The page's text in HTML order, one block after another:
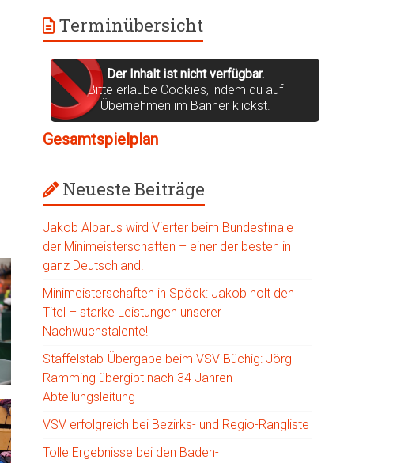
Terminübersicht
Der Inhalt ist nicht verfügbar.
Bitte erlaube Cookies, indem du auf
Übernehmen im Banner klickst.
Gesamtspielplan
Neueste Beiträge
Jakob Albarus wird Vierter beim Bundesfinale
der Minimeisterschaften – einer der besten in
ganz Deutschland!
Minimeisterschaften in Spöck: Jakob holt den
Titel – starke Leistungen unserer
Nachwuchstalente!
Staffelstab-Übergabe beim VSV Büchig: Jörg
Ramming übergibt nach 34 Jahren
Abteilungsleitung
VSV erfolgreich bei Bezirks- und Regio-Rangliste
Tolle Ergebnisse bei den Baden-